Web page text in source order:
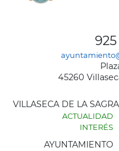
925
45260
VILLASECA DE LA SAGRA
ACTUALIDAD
INTERÉS
AYUNTAMIENTO